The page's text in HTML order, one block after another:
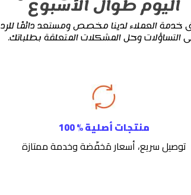
خدمة العملاء لدينا مخصص ومستعد دائمًا للرد
التساؤلات وحل المشكلات المتعلقة بطلباتك.
منتجات أصلية % 100
توصيل سريع، أسعار مَخفّضة وخدمة ممتازة